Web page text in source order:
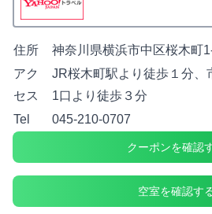
住所
神奈川県横浜市中区桜木町
アク
セス
JR桜木町駅より徒歩１分、
1口より徒歩３分
Tel
045-210-0707
クーポンを確認
空室を確認す